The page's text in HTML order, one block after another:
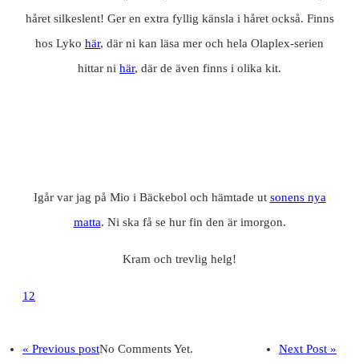
håret silkeslent! Ger en extra fyllig känsla i håret också. Finns
hos Lyko här, där ni kan läsa mer och hela Olaplex-serien
hittar ni här, där de även finns i olika kit.
Igår var jag på Mio i Bäckebol och hämtade ut sonens nya
matta. Ni ska få se hur fin den är imorgon.
Kram och trevlig helg!
12
« Previous post Next Post »
No Comments Yet.